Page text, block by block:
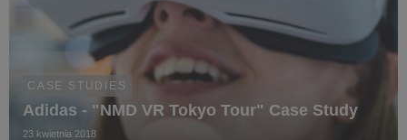
CASE STUDIES
Adidas - "NMD VR Tokyo Tour" Case Study
23 kwietnia 2018